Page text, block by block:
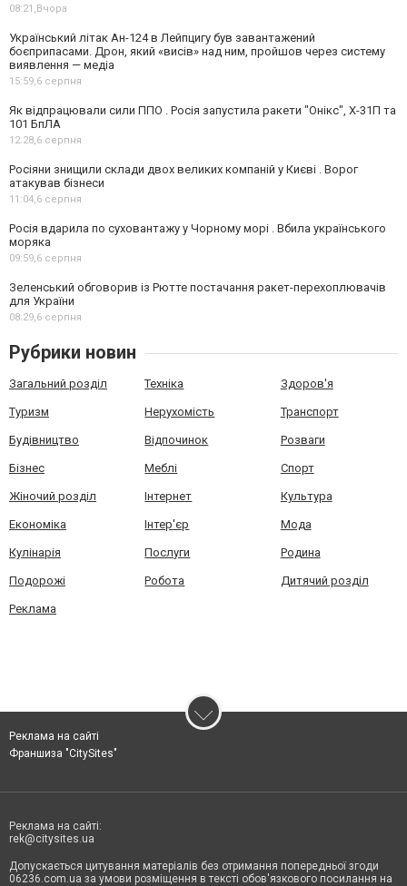
08:21,Вчора
Український літак Ан-124 в Лейпцигу був завантажений
боєприпасами. Дрон, який «висів» над ним, пройшов через систему
виявлення — медіа
15:59,6 серпня
Як відпрацювали сили ППО . Росія запустила ракети "Онікс", Х-31П та
101 БпЛА
12:28,6 серпня
Росіяни знищили склади двох великих компаній у Києві . Ворог
атакував бізнеси
11:04,6 серпня
Росія вдарила по суховантажу у Чорному морі . Вбила українського
моряка
09:59,6 серпня
Зеленський обговорив із Рютте постачання ракет-перехоплювачів
для України
08:29,6 серпня
Рубрики новин
Загальний розділ Техніка Здоров'я
Туризм Нерухомість Транспорт
Будівництво Відпочинок Розваги
Бізнес Меблі Спорт
Жіночий розділ Інтернет Культура
Економіка Інтер'єр Мода
Кулінарія Послуги Родина
Подорожі Робота Дитячий розділ
Реклама
Реклама на сайті
Франшиза "CitySites"
Реклама на сайті:
rek@citysites.ua
Допускається цитування матеріалів без отримання попередньої згоди
06236.com.ua за умови розміщення в тексті обов'язкового посилання на